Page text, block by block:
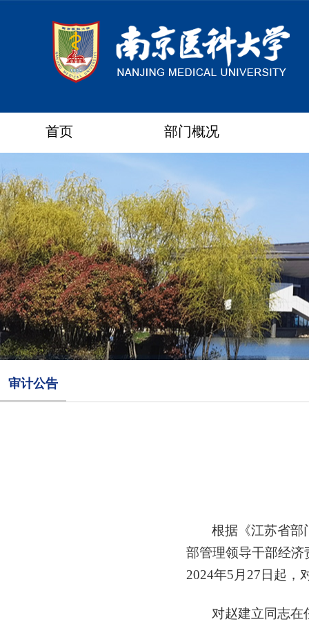
首页 部门概况
审计公告
根据《江苏省部
部管理领导干部经济
2024年5月27日起，
对赵建立同志在